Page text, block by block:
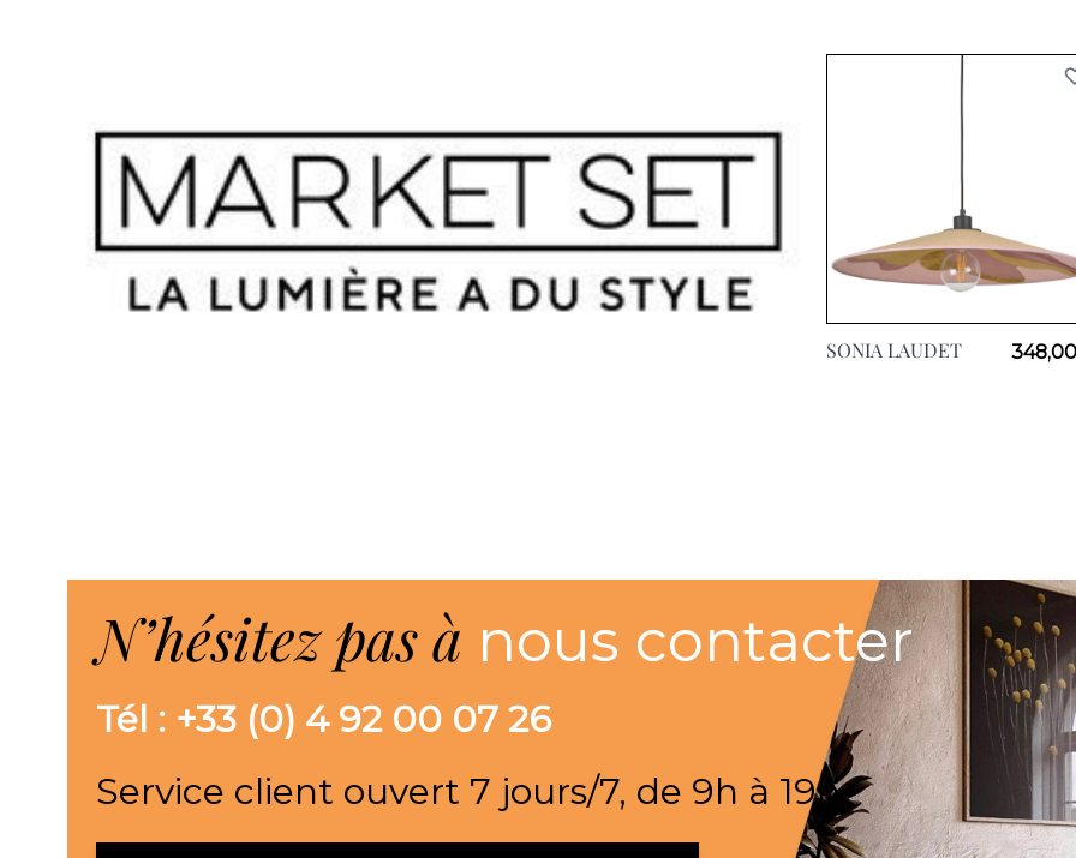
SONIA LAUDET
N’hésitez pas à nous contacter
Tél : +33 (0) 4 92 00 07 26
Service client ouvert 7 jours/7, de 9h à 19h